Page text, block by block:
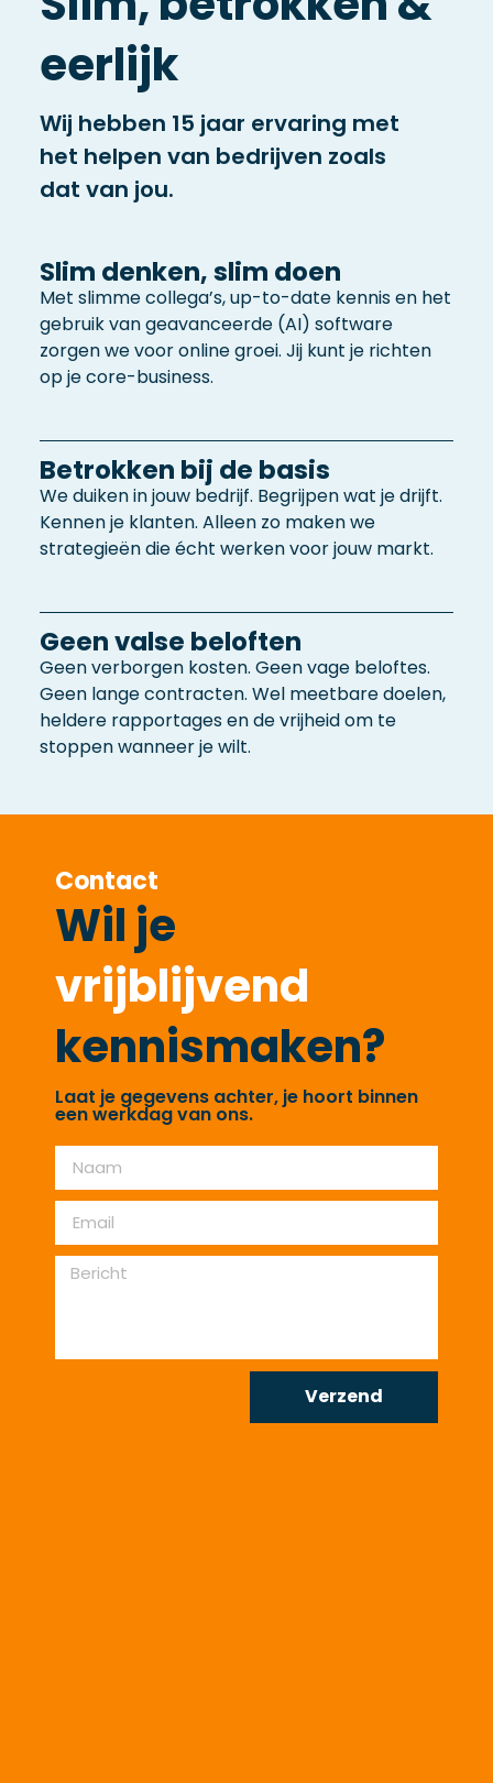
eerlijk
Wij hebben 15 jaar ervaring met
het helpen van bedrijven zoals
dat van jou.
Slim denken, slim doen
Met slimme collega’s, up-to-date kennis en het
gebruik van geavanceerde (AI) software
zorgen we voor online groei. Jij kunt je richten
op je core-business.
Betrokken bij de basis
We duiken in jouw bedrijf. Begrijpen wat je drijft.
Kennen je klanten. Alleen zo maken we
strategieën die écht werken voor jouw markt.
Geen valse beloften
Geen verborgen kosten. Geen vage beloftes.
Geen lange contracten. Wel meetbare doelen,
heldere rapportages en de vrijheid om te
stoppen wanneer je wilt.
Contact
Wil je
vrijblijvend
kennismaken?
Laat je gegevens achter, je hoort binnen
een werkdag van ons.
Verzend